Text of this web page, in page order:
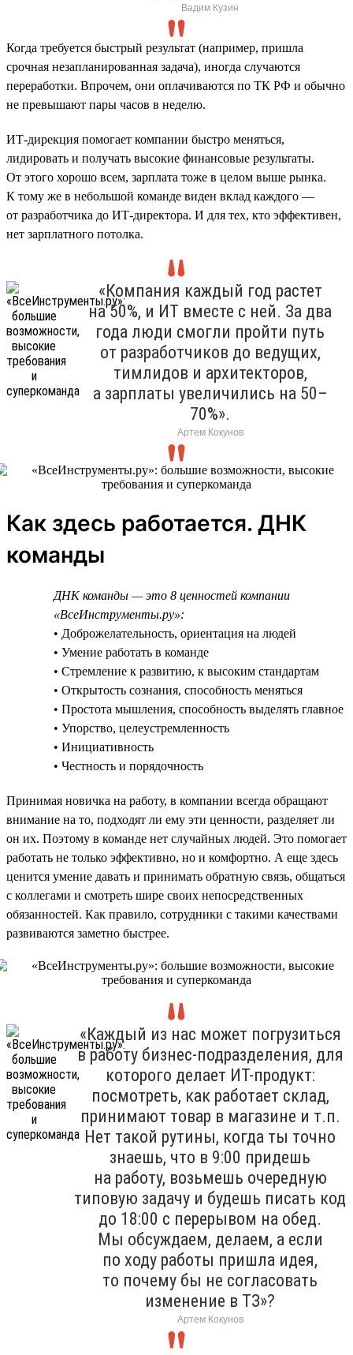
Вадим Кузин
Когда требуется быстрый результат (например, пришла
срочная незапланированная задача), иногда случаются
переработки. Впрочем, они оплачиваются по ТК РФ и обычно
не превышают пары часов в неделю.
ИТ-дирекция помогает компании быстро меняться,
лидировать и получать высокие финансовые результаты.
От этого хорошо всем, зарплата тоже в целом выше рынка.
К тому же в небольшой команде виден вклад каждого —
от разработчика до ИТ-директора. И для тех, кто эффективен,
нет зарплатного потолка.
«Компания каждый год растет
на 50%, и ИТ вместе с ней. За два
года люди смогли пройти путь
от разработчиков до ведущих,
тимлидов и архитекторов,
а зарплаты увеличились на 50–
70%».
Артем Кокунов
Как здесь работается. ДНК
команды
ДНК команды — это 8 ценностей компании
«ВсеИнструменты.ру»:
• Доброжелательность, ориентация на людей
• Умение работать в команде
• Стремление к развитию, к высоким стандартам
• Открытость сознания, способность меняться
• Простота мышления, способность выделять главное
• Упорство, целеустремленность
• Инициативность
• Честность и порядочность
Принимая новичка на работу, в компании всегда обращают
внимание на то, подходят ли ему эти ценности, разделяет ли
он их. Поэтому в команде нет случайных людей. Это помогает
работать не только эффективно, но и комфортно. А еще здесь
ценится умение давать и принимать обратную связь, общаться
с коллегами и смотреть шире своих непосредственных
обязанностей. Как правило, сотрудники с такими качествами
развиваются заметно быстрее.
«Каждый из нас может погрузиться
в работу бизнес-подразделения, для
которого делает ИТ-продукт:
посмотреть, как работает склад,
принимают товар в магазине и т.п.
Нет такой рутины, когда ты точно
знаешь, что в 9:00 придешь
на работу, возьмешь очередную
типовую задачу и будешь писать код
до 18:00 с перерывом на обед.
Мы обсуждаем, делаем, а если
по ходу работы пришла идея,
то почему бы не согласовать
изменение в ТЗ»?
Артем Кокунов